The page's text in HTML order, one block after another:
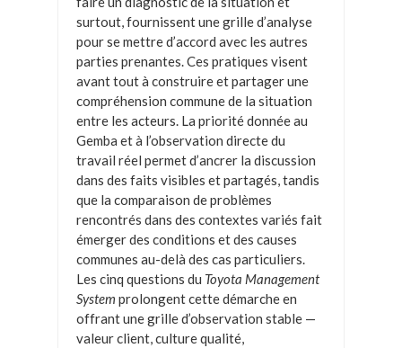
surtout, fournissent une grille d’analyse
pour se mettre d’accord avec les autres
parties prenantes. Ces pratiques visent
avant tout à construire et partager une
compréhension commune de la situation
entre les acteurs. La priorité donnée au
Gemba et à l’observation directe du
travail réel permet d’ancrer la discussion
dans des faits visibles et partagés, tandis
que la comparaison de problèmes
rencontrés dans des contextes variés fait
émerger des conditions et des causes
communes au-delà des cas particuliers.
Les cinq questions du Toyota Management
System prolongent cette démarche en
offrant une grille d’observation stable —
valeur client, culture qualité,